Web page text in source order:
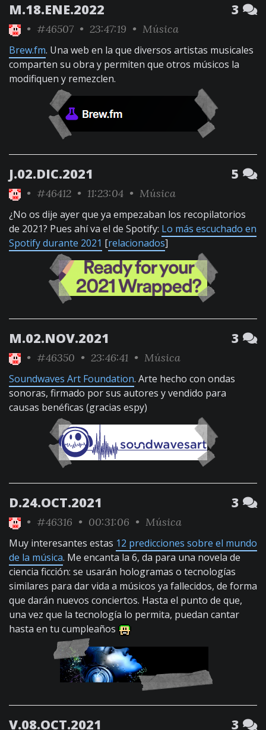
M.18.ENE.2022 3
• #46507 • 23:47:19 • Música
Brew.fm. Una web en la que diversos artistas musicales
comparten su obra y permiten que otros músicos la
modifiquen y remezclen.
J.02.DIC.2021 5
• #46412 • 11:23:04 • Música
¿No os dije ayer que ya empezaban los recopilatorios
de 2021? Pues ahí va el de Spotify: Lo más escuchado en
Spotify durante 2021 [relacionados]
M.02.NOV.2021 3
• #46350 • 23:46:41 • Música
Soundwaves Art Foundation. Arte hecho con ondas
sonoras, firmado por sus autores y vendido para
causas benéficas (gracias espy)
D.24.OCT.2021 3
• #46316 • 00:31:06 • Música
Muy interesantes estas 12 predicciones sobre el mundo
de la música. Me encanta la 6, da para una novela de
ciencia ficción: se usarán hologramas o tecnologías
similares para dar vida a músicos ya fallecidos, de forma
que darán nuevos conciertos. Hasta el punto de que,
una vez que la tecnología lo permita, puedan cantar
hasta en tu cumpleaños
V.08.OCT.2021 3